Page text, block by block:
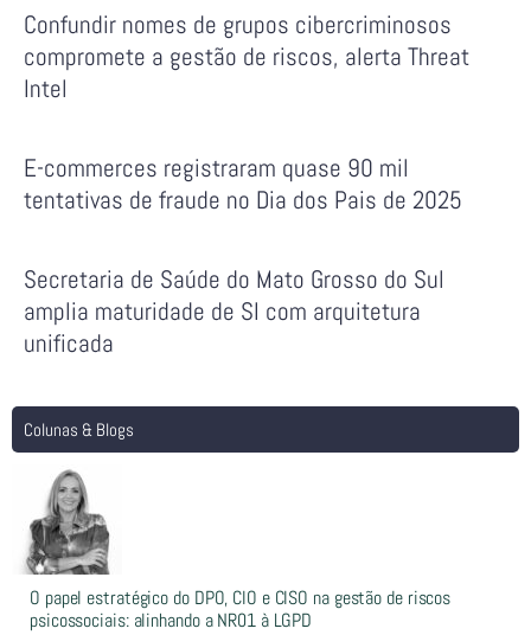
Confundir nomes de grupos cibercriminosos
compromete a gestão de riscos, alerta Threat
Intel
E-commerces registraram quase 90 mil
tentativas de fraude no Dia dos Pais de 2025
Secretaria de Saúde do Mato Grosso do Sul
amplia maturidade de SI com arquitetura
unificada
Colunas & Blogs
O papel estratégico do DPO, CIO e CISO na gestão de riscos
psicossociais: alinhando a NR01 à LGPD